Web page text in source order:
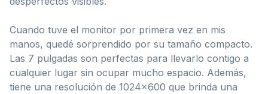
Cuando tuve el monitor por primera vez en mis
manos, quedé sorprendido por su tamaño compacto.
Las 7 pulgadas son perfectas para llevarlo contigo a
cualquier lugar sin ocupar mucho espacio. Además,
tiene una resolución de 1024×600 que brinda una